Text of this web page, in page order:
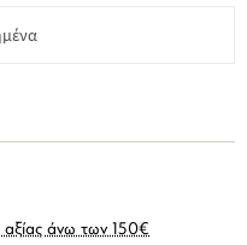
άνω των 150€